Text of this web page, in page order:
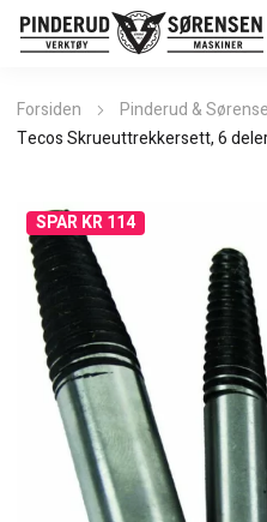
Forsiden Pinderud &
Tecos Skrueuttrekkersett, 6
SPAR KR 114